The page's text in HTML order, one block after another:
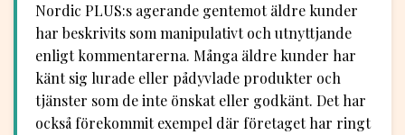
Nordic PLUS:s agerande gentemot äldre kunder
har beskrivits som manipulativt och utnyttjande
enligt kommentarerna. Många äldre kunder har
känt sig lurade eller pådyvlade produkter och
tjänster som de inte önskat eller godkänt. Det har
också förekommit exempel där företaget har ringt